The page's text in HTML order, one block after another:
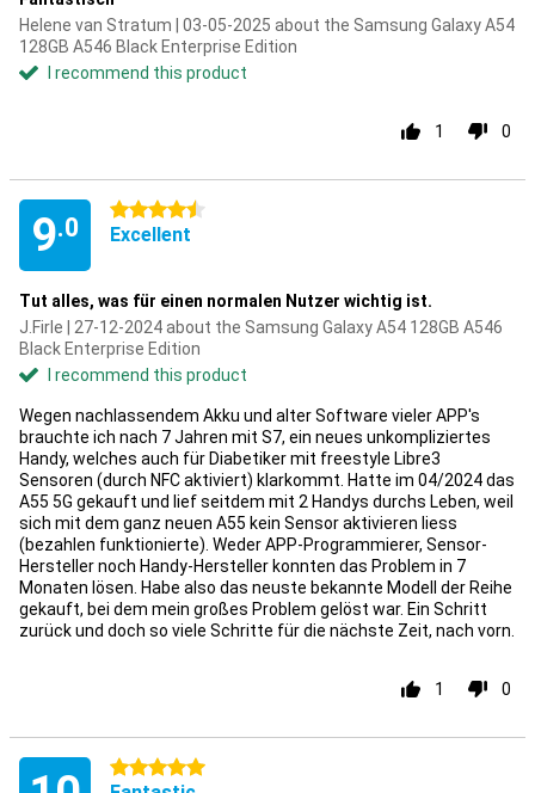
Helene van Stratum | 03-05-2025 about the Samsung Galaxy A54
128GB A546 Black Enterprise Edition
I recommend this product
1 0
9.0
4.5 stars
Excellent
Tut alles, was für einen normalen Nutzer wichtig ist.
J.Firle | 27-12-2024 about the Samsung Galaxy A54 128GB A546
Black Enterprise Edition
I recommend this product
Wegen nachlassendem Akku und alter Software vieler APP's
brauchte ich nach 7 Jahren mit S7, ein neues unkompliziertes
Handy, welches auch für Diabetiker mit freestyle Libre3
Sensoren (durch NFC aktiviert) klarkommt. Hatte im 04/2024 das
A55 5G gekauft und lief seitdem mit 2 Handys durchs Leben, weil
sich mit dem ganz neuen A55 kein Sensor aktivieren liess
(bezahlen funktionierte). Weder APP-Programmierer, Sensor-
Hersteller noch Handy-Hersteller konnten das Problem in 7
Monaten lösen. Habe also das neuste bekannte Modell der Reihe
gekauft, bei dem mein großes Problem gelöst war. Ein Schritt
zurück und doch so viele Schritte für die nächste Zeit, nach vorn.
1 0
5 stars